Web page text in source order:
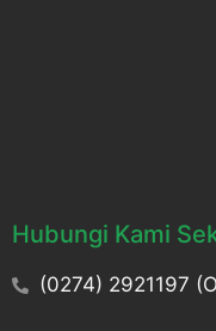
Hubungi Kami
(0274) 2921197